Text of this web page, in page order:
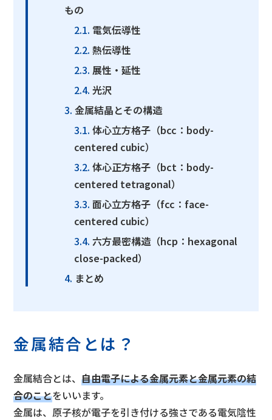
もの
電気伝導性
熱伝導性
展性・延性
光沢
金属結晶とその構造
体心立方格子（bcc：body-
centered cubic）
体心正方格子（bct：body-
centered tetragonal）
面心立方格子（fcc：face-
centered cubic）
六方最密構造（hcp：hexagonal
close-packed）
まとめ
金属結合とは？
金属結合とは、自由電子による金属元素と金属元素の結
合のことをいいます。
金属は、原子核が電子を引き付ける強さである電気陰性